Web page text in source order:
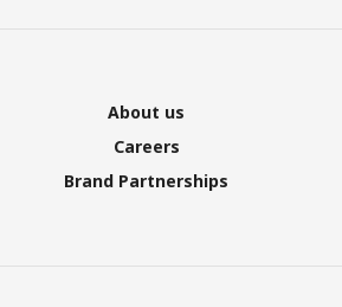
About us
Careers
Brand Partnerships